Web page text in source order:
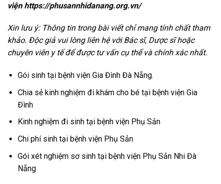
viện https://phusannhidanang.org.vn/
Xin lưu ý: Thông tin trong bài viết chỉ mang tính chất tham
khảo. Độc giả vui lòng liên hệ với Bác sĩ, Dược sĩ hoặc
chuyên viên y tế để được tư vấn cụ thể và chính xác nhất.
Gói sinh tại bệnh viện Gia Đình Đà Nẵng.
Chia sẻ kinh nghiệm đi khám cho bé tại bệnh viện Gia
Đình
Kinh nghiệm đi sinh tại bệnh viện Phụ Sản
Chi phí sinh tại bệnh viện Phụ Sản
Gói xét nghiệm sơ sinh tại bệnh viện Phụ Sản Nhi Đà
Nẵng